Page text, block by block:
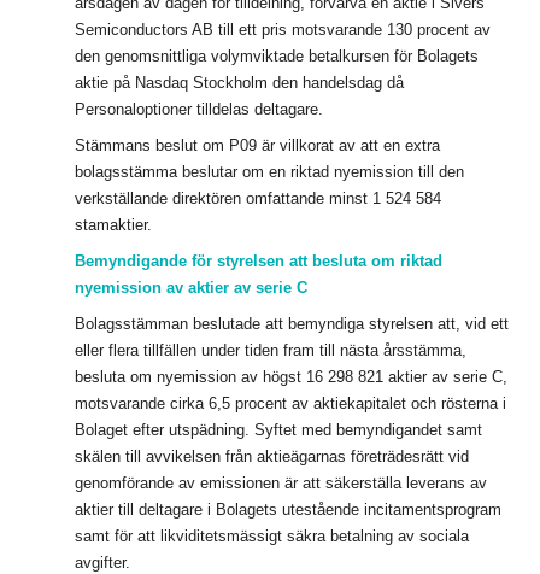
Semiconductors AB till ett pris motsvarande 130 procent av
den genomsnittliga volymviktade betalkursen för Bolagets
aktie på Nasdaq Stockholm den handelsdag då
Personaloptioner tilldelas deltagare.
Stämmans beslut om P09 är villkorat av att en extra
bolagsstämma beslutar om en riktad nyemission till den
verkställande direktören omfattande minst 1 524 584
stamaktier.
Bemyndigande för styrelsen att besluta om riktad
nyemission av aktier av serie C
Bolagsstämman beslutade att bemyndiga styrelsen att, vid ett
eller flera tillfällen under tiden fram till nästa årsstämma,
besluta om nyemission av högst 16 298 821 aktier av serie C,
motsvarande cirka 6,5 procent av aktiekapitalet och rösterna i
Bolaget efter utspädning. Syftet med bemyndigandet samt
skälen till avvikelsen från aktieägarnas företrädesrätt vid
genomförande av emissionen är att säkerställa leverans av
aktier till deltagare i Bolagets utestående incitamentsprogram
samt för att likviditetsmässigt säkra betalning av sociala
avgifter.